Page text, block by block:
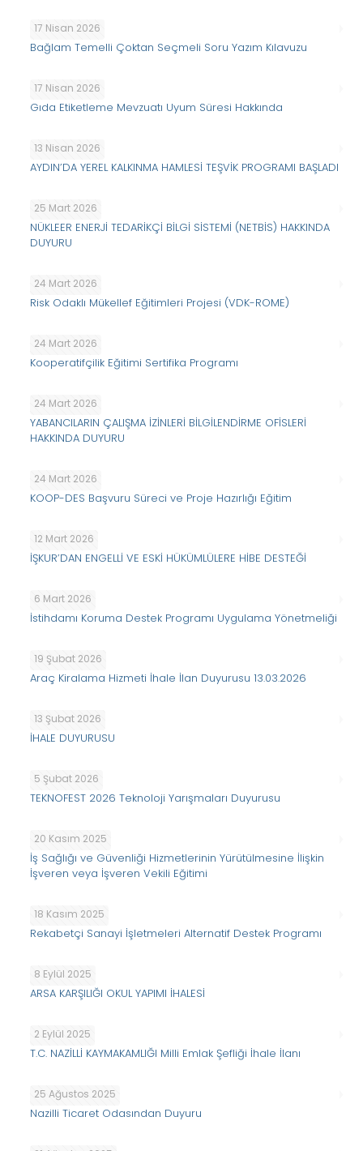
17 Nisan 2026
Bağlam Temelli Çoktan Seçmeli Soru Yazım Kılavuzu
17 Nisan 2026
Gıda Etiketleme Mevzuatı Uyum Süresi Hakkında
13 Nisan 2026
AYDIN’DA YEREL KALKINMA HAMLESİ TEŞVİK PROGRAMI BAŞLADI
25 Mart 2026
NÜKLEER ENERJİ TEDARİKÇİ BİLGİ SİSTEMİ (NETBİS) HAKKINDA
DUYURU
24 Mart 2026
Risk Odaklı Mükellef Eğitimleri Projesi (VDK-ROME)
24 Mart 2026
Kooperatifçilik Eğitimi Sertifika Programı
24 Mart 2026
YABANCILARIN ÇALIŞMA İZİNLERİ BİLGİLENDİRME OFİSLERİ
HAKKINDA DUYURU
24 Mart 2026
KOOP-DES Başvuru Süreci ve Proje Hazırlığı Eğitim
12 Mart 2026
İŞKUR’DAN ENGELLİ VE ESKİ HÜKÜMLÜLERE HİBE DESTEĞİ
6 Mart 2026
İstihdamı Koruma Destek Programı Uygulama Yönetmeliği
19 Şubat 2026
Araç Kiralama Hizmeti İhale İlan Duyurusu 13.03.2026
13 Şubat 2026
İHALE DUYURUSU
5 Şubat 2026
TEKNOFEST 2026 Teknoloji Yarışmaları Duyurusu
20 Kasım 2025
İş Sağlığı ve Güvenliği Hizmetlerinin Yürütülmesine İlişkin
İşveren veya İşveren Vekili Eğitimi
18 Kasım 2025
Rekabetçi Sanayi İşletmeleri Alternatif Destek Programı
8 Eylül 2025
ARSA KARŞILIĞI OKUL YAPIMI İHALESİ
2 Eylül 2025
T.C. NAZİLLİ KAYMAKAMLIĞI Milli Emlak Şefliği İhale İlanı
25 Ağustos 2025
Nazilli Ticaret Odasından Duyuru